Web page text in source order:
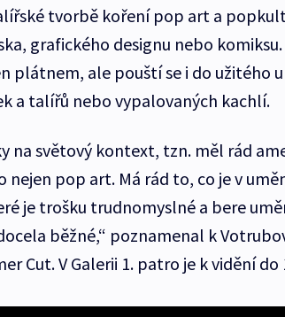
tvorbě koření pop art a
grafického designu nebo
plátnem, ale pouští se i do užitého
a talířů nebo vypalovaných kachlí.
na světový kontext, tzn. měl rád
nejen pop art. Má rád to, co je v
je trošku trudnomyslné a bere
běžné,“ poznamenal k
Cut. V Galerii 1. patro je k vidění do